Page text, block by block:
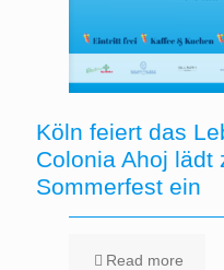
Köln feiert das
Colonia Ahoj lädt
Sommerfest ein
Read more